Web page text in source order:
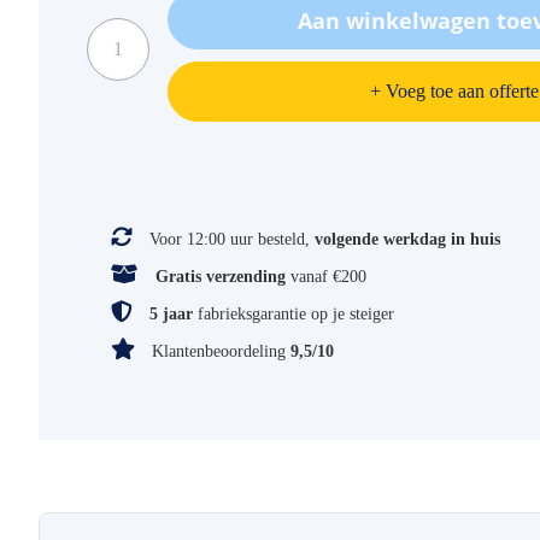
Aan winkelwagen
+ Voeg toe aan offerte
Voor 12:00 uur besteld, volgende werkdag in huis
Gratis verzending vanaf €200
5 jaar fabrieksgarantie op je steiger
Klantenbeoordeling 9,5/10